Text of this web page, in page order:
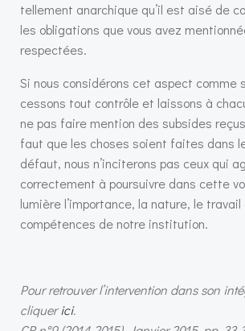
tellement anarchique qu’il est aisé de
les obligations que vous avez
respectées.
Si nous considérons cet aspect comme
cessons tout contrôle et laissons à
ne pas faire mention des subsides
faut que les choses soient faites dans
défaut, nous n’inciterons pas ceux qui
correctement à poursuivre dans cette
lumière l’importance, la nature, le
compétences de notre institution.
Pour retrouver l’intervention dans son
cliquerici.